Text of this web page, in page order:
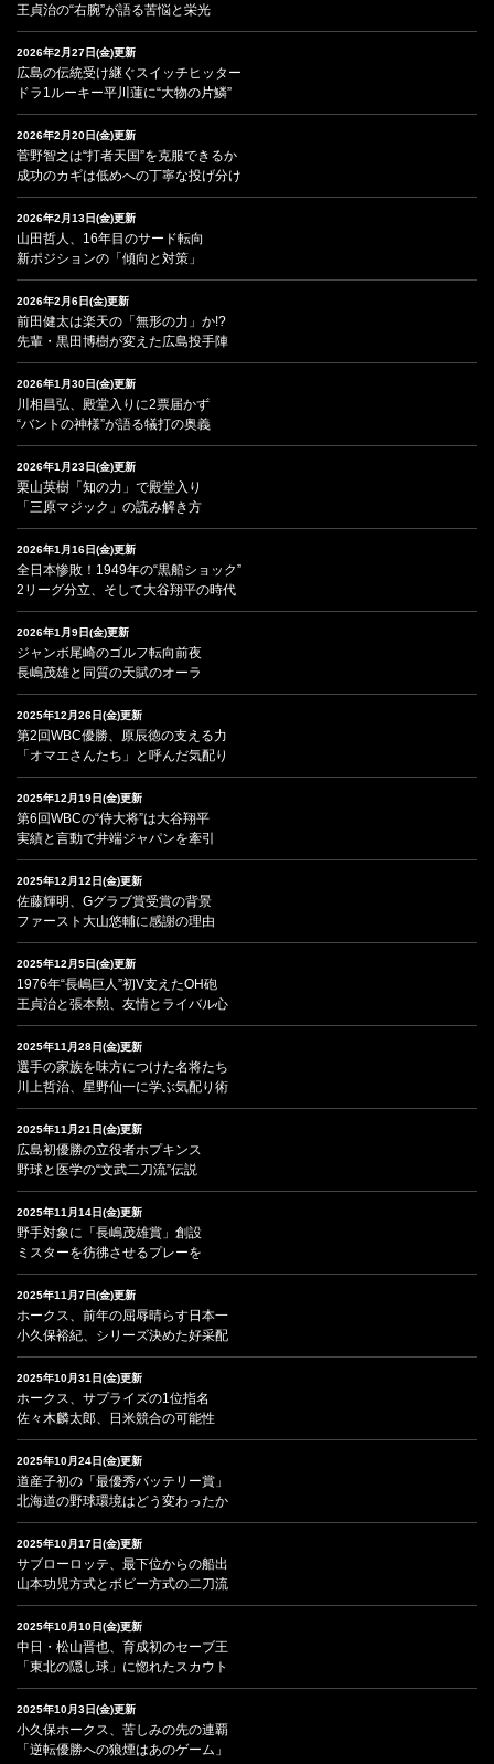
王貞治の“右腕”が語る苦悩と栄光
2026年2月27日(金)更新
広島の伝統受け継ぐスイッチヒッター
ドラ1ルーキー平川蓮に“大物の片鱗”
2026年2月20日(金)更新
菅野智之は“打者天国”を克服できるか
成功のカギは低めへの丁寧な投げ分け
2026年2月13日(金)更新
山田哲人、16年目のサード転向
新ポジションの「傾向と対策」
2026年2月6日(金)更新
前田健太は楽天の「無形の力」か!?
先輩・黒田博樹が変えた広島投手陣
2026年1月30日(金)更新
川相昌弘、殿堂入りに2票届かず
“バントの神様”が語る犠打の奥義
2026年1月23日(金)更新
栗山英樹「知の力」で殿堂入り
「三原マジック」の読み解き方
2026年1月16日(金)更新
全日本惨敗！1949年の“黒船ショック”
2リーグ分立、そして大谷翔平の時代
2026年1月9日(金)更新
ジャンボ尾崎のゴルフ転向前夜
長嶋茂雄と同質の天賦のオーラ
2025年12月26日(金)更新
第2回WBC優勝、原辰徳の支える力
「オマエさんたち」と呼んだ気配り
2025年12月19日(金)更新
第6回WBCの“侍大将”は大谷翔平
実績と言動で井端ジャパンを牽引
2025年12月12日(金)更新
佐藤輝明、Gグラブ賞受賞の背景
ファースト大山悠輔に感謝の理由
2025年12月5日(金)更新
1976年“長嶋巨人”初V支えたOH砲
王貞治と張本勲、友情とライバル心
2025年11月28日(金)更新
選手の家族を味方につけた名将たち
川上哲治、星野仙一に学ぶ気配り術
2025年11月21日(金)更新
広島初優勝の立役者ホプキンス
野球と医学の“文武二刀流”伝説
2025年11月14日(金)更新
野手対象に「長嶋茂雄賞」創設
ミスターを彷彿させるプレーを
2025年11月7日(金)更新
ホークス、前年の屈辱晴らす日本一
小久保裕紀、シリーズ決めた好采配
2025年10月31日(金)更新
ホークス、サプライズの1位指名
佐々木麟太郎、日米競合の可能性
2025年10月24日(金)更新
道産子初の「最優秀バッテリー賞」
北海道の野球環境はどう変わったか
2025年10月17日(金)更新
サブローロッテ、最下位からの船出
山本功児方式とボビー方式の二刀流
2025年10月10日(金)更新
中日・松山晋也、育成初のセーブ王
「東北の隠し球」に惚れたスカウト
2025年10月3日(金)更新
小久保ホークス、苦しみの先の連覇
「逆転優勝への狼煙はあのゲーム」